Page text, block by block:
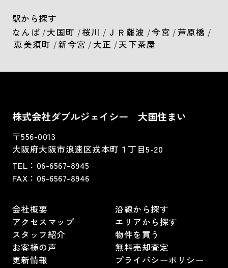
駅から探す
なんば /大国町 /桜川 / ＪＲ難波 /今宮 / 芦原橋 /
恵美須町 /新今宮 / 大正 /天下茶屋
株式会社ダブルジェイシー 大国住まい
〒556-0013
大阪府大阪市浪速区戎本町１丁目5-20
TEL： 06-6567-8945
FAX：06-6567-8946
会社概要
アクセスマップ
スタッフ紹介
お客様の声
更新情報
沿線から探す
エリアから探す
物件を買う
無料売却査定
プライバシーポリシー